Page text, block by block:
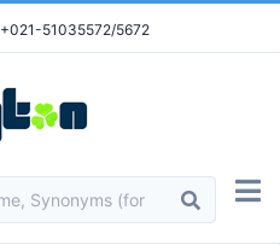
+021-51035572/5672